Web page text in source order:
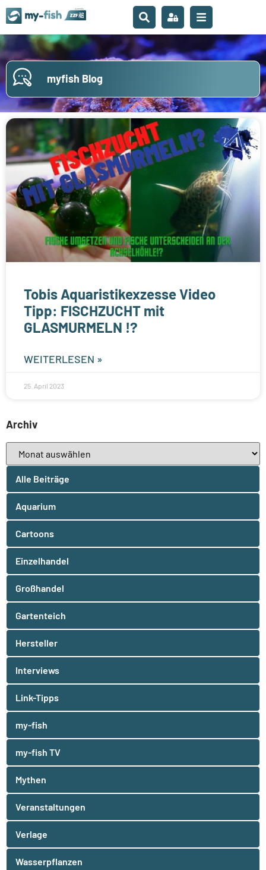
myfish Blog
Tobis Aquaristikexzesse Video
Tipp: FISCHZUCHT mit
GLASMURMELN !?
WEITERLESEN »
25. April 2023
Archiv
Alle Beiträge
Aquarium
Cartoons
Einzelhandel
Großhandel
Gartenteich
Hersteller
Interviews
Link-Tipps
my-fish
my-fish TV
Mythen
Veranstaltungen
Verlage
Wasserpflanzen